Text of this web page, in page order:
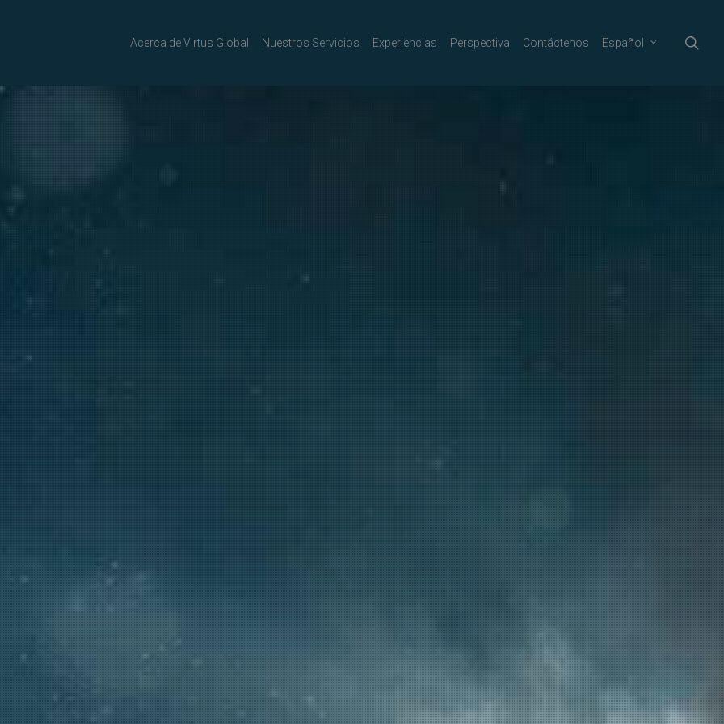
Acerca de Virtus Global Nuestros Servicios Experiencias Perspectiva Contáctenos Español